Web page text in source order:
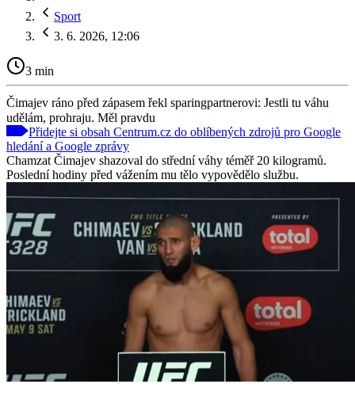
Sport
3. 6. 2026, 12:06
3 min
Čimajev ráno před zápasem řekl sparingpartnerovi: Jestli tu váhu
udělám, prohraju. Měl pravdu
Přidejte si obsah Centrum.cz do oblíbených zdrojů pro Google
hledání a Google zprávy
Chamzat Čimajev shazoval do střední váhy téměř 20 kilogramů.
Poslední hodiny před vážením mu tělo vypovědělo službu.